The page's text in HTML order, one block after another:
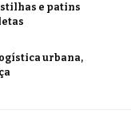
e patins
urbana,